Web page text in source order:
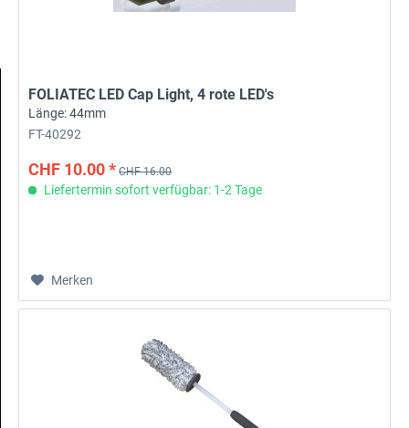
FOLIATEC LED Cap Light, 4 rote LED's
Länge: 44mm
FT-40292
CHF 10.00 * CHF 16.00
Liefertermin sofort verfügbar: 1-2 Tage
Merken